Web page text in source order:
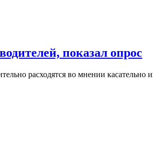
показал опрос
расходятся во мнении